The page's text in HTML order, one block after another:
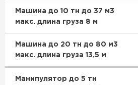
Машина до 10 тн до 37 м3
макс. длина груза 8 м
Машина до 20 тн до 80 м3
макс. длина груза 13,5 м
Манипулятор до 5 тн